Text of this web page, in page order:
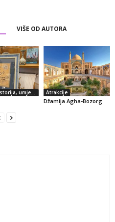
VIŠE OD AUTORA
Iranska historija, umjetnost i kultura Atrakcije
Džamija Agha-Bozorg